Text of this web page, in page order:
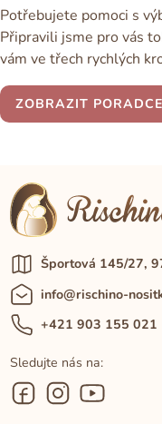
Potřebujete pomoci s
Připravili jsme pro vás
vám ve třech rychlých
ZOBRAZIT
Športová 145/27,
info@rischino-
+421 903 155 021
Sledujte nás na: